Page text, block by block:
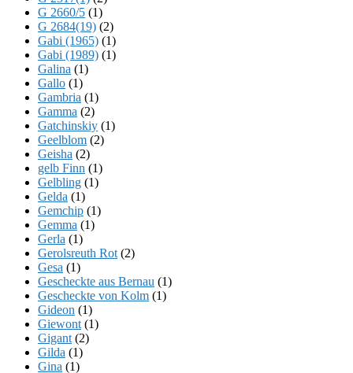
G 2660/5 (1)
G 2684(19) (2)
Gabi (1965) (1)
Gabi (1989) (1)
Galina (1)
Gallo (1)
Gambria (1)
Gamma (2)
Gatchinskiy (1)
Geelblom (2)
Geisha (2)
gelb Finn (1)
Gelbling (1)
Gelda (1)
Gemchip (1)
Gemma (1)
Gerla (1)
Gerolsreuth Rot (2)
Gesa (1)
Gescheckte aus Bernau (1)
Gescheckte von Kolm (1)
Gideon (1)
Giewont (1)
Gigant (2)
Gilda (1)
Gina (1)